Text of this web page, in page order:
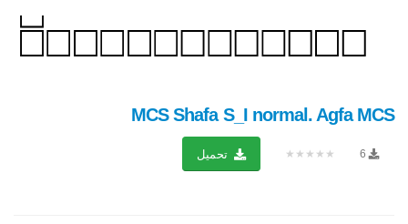
MCS Shafa S_I normal. Agfa MCS
6
★★★★★ تحميل